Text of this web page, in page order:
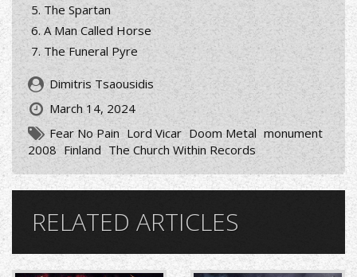
The Spartan
A Man Called Horse
The Funeral Pyre
Dimitris Tsaousidis
March 14, 2024
Fear No Pain Lord Vicar Doom Metal monument
2008 Finland The Church Within Records
RELATED ARTICLES